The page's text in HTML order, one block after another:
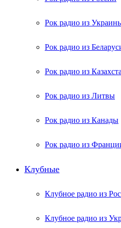
Рок радио из
Рок радио из
Рок радио из
Рок радио из Литвы
Рок радио из Канады
Рок радио из
Клубные
Клубное радио из
Клубное радио из